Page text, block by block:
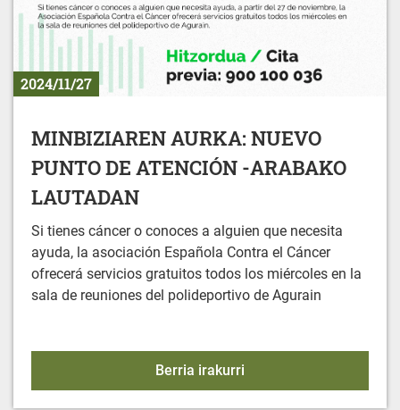
2024/11/27
MINBIZIAREN AURKA: NUEVO
PUNTO DE ATENCIÓN -ARABAKO
LAUTADAN
Si tienes cáncer o conoces a alguien que necesita
ayuda, la asociación Española Contra el Cáncer
ofrecerá servicios gratuitos todos los miércoles en la
sala de reuniones del polideportivo de Agurain
Berria irakurri